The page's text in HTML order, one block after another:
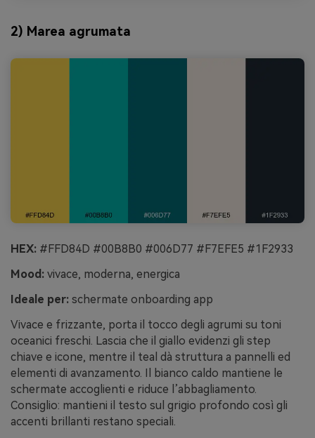
2) Marea agrumata
HEX: #FFD84D #00B8B0 #006D77 #F7EFE5 #1F2933
Mood: vivace, moderna, energica
Ideale per: schermate onboarding app
Vivace e frizzante, porta il tocco degli agrumi su toni
oceanici freschi. Lascia che il giallo evidenzi gli step
chiave e icone, mentre il teal dà struttura a pannelli ed
elementi di avanzamento. Il bianco caldo mantiene le
schermate accoglienti e riduce l’abbagliamento.
Consiglio: mantieni il testo sul grigio profondo così gli
accenti brillanti restano speciali.